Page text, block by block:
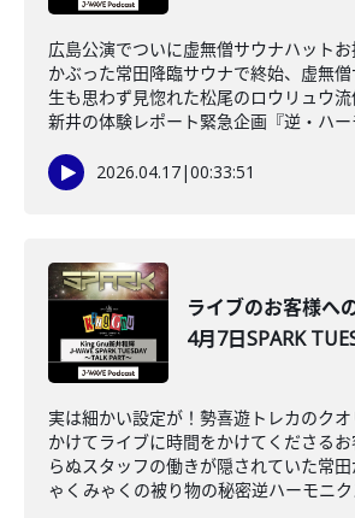
広島公演でついに虚無僧サウナハット
かぶった常田降臨サウナで終始、虚無
生も思わず見惚れた松尾のロウリュウ
新井の体験レポート緊急企画『逆・ハー
2026.04.17|00:33:51
ライブのお客様へ
4月7日SPARK
実は細かい設定が！勢喜遊トレカのク
かけてライブに時間をかけてくださる
らぬスタッフの働きが隠されていた常
ゃくみゃくの被り物の秘密逆ハーモニク